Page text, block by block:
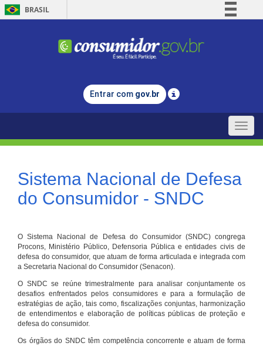
BRASIL
Comunica BR
Legislação
Entrar com gov.br
Toggle
Sistema Nacional de Defesa
do Consumidor - SNDC
O Sistema Nacional de Defesa do Consumidor (SNDC) congrega
Procons, Ministério Público, Defensoria Pública e entidades civis de
defesa do consumidor, que atuam de forma articulada e integrada com
a Secretaria Nacional do Consumidor (Senacon).
O SNDC se reúne trimestralmente para analisar conjuntamente os
desafios enfrentados pelos consumidores e para a formulação de
estratégias de ação, tais como, fiscalizações conjuntas, harmonização
de entendimentos e elaboração de políticas públicas de proteção e
defesa do consumidor.
Os órgãos do SNDC têm competência concorrente e atuam de forma